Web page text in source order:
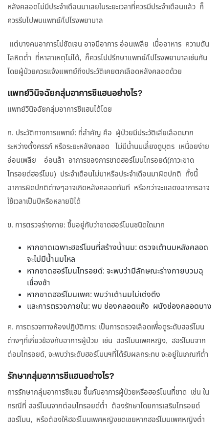
หลังคลอดไม่มีประจำเดือนมาเลยในระยะเวลาที่ควรมีประจำเดือนแล้ว ก็
ควรรีบไปพบแพทย์/ไปโรงพยาบาล
แต่บางคนอาการไม่ชัดเจน อาจมีอาการ อ่อนเพลีย เบื่ออาหาร ความดัน
โลหิตต่ำ ที่หาสาเหตุไม่ได้, ก็ควรไปปรึกษาแพทย์/ไปโรงพยาบาลเช่นกัน
โดยผู้ป่วยควรแจ้งแพทย์ถึงประวัติเคยตกเลือดหลังคลอดด้วย
แพทย์วินิจฉัยกลุ่มอาการชีแฮนอย่างไร?
แพทย์วินิจฉัยกลุ่มอาการชีแฮนได้โดย
ก. ประวัติทางการแพทย์: ที่สำคัญ คือ ผู้ป่วยมีประวัติเสียเลือดมาก
ระหว่างตั้งครรภ์ หรือระยะหลังคลอด ไม่มีน้ำนมเลี้ยงดูบุตร เหนื่อยง่าย
อ่อนเพลีย อ่อนล้า อาการของการขาดฮอร์โมนไทรอยด์(ภาวะขาด
ไทรอยด์ฮอร์โมน) ประจำเดือนไม่มาหรือประจำเดือนมาผิดปกติ ทั้งนี้
อาการผิดปกติต่างๆอาจเกิดหลังคลอดทันที หรือกว่าจะแสดงอาการอาจ
ใช้เวลาเป็นปีหรือหลายปีได้
ข. การตรวจร่างกาย: ขึ้นอยู่กับว่าขาดฮอร์โมนชนิดใดมาก
หากขาดเฉพาะฮอร์โมนที่สร้างน้ำนม: ตรวจเต้านมหลังคลอด
จะไม่มีน้ำนมไหล
หากขาดฮอร์โมนไทรอยด์: จะพบว่ามีลักษณะร่างกายบวมฉุ
เชื่องช้า
หากขาดฮอร์โมนเพศ: พบว่าเต้านมไม่เต่งตึง
และการตรวจภายใน: พบ ช่องคลอดแห้ง ผนังช่องคลอดบาง
ค. การตรวจทางห้องปฏิบัติการ: เป็นการตรวจเลือดเพื่อดูระดับฮอร์โมน
ต่างๆที่เกี่ยวข้องกับอาการผู้ป่วย เช่น ฮอร์โมนเพศหญิง, ฮอร์โมนจาก
ต่อมไทรอยด์, จะพบว่าระดับฮอร์โมนฯที่ได้รับผลกระทบ จะอยู่ในเกณฑ์ต่ำ
รักษากลุ่มอาการชีแฮนอย่างไร?
การรักษากลุ่มอาการชีแฮน ขึ้นกับอาการผู้ป่วยหรือฮอร์โมนที่ขาด เช่น ใน
กรณีที่ ฮอร์โมนจากต่อมไทรอยด์ต่ำ ต้องรักษาโดยการเสริมไทรอยด์
ฮอร์โมน, หรือต้องให้ฮอร์โมนเพศหญิงชดเชยหากฮอร์โมนเพศหญิงต่ำ